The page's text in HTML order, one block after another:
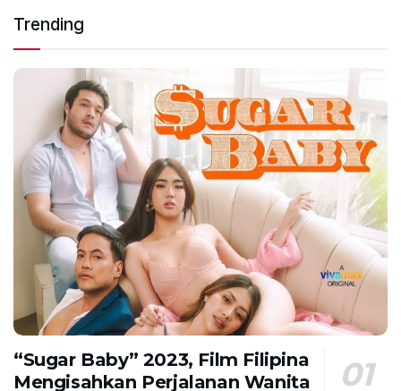
Trending
“Sugar Baby” 2023, Film Filipina
Mengisahkan Perjalanan Wanita